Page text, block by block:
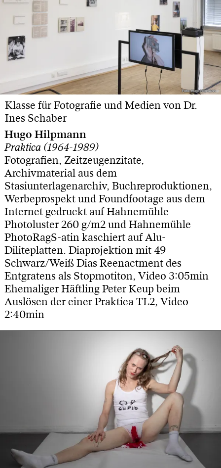
Foto: Hugo Hilpmann
Foto: Hugo Hilpmann
Klasse für Fotografie und Medien von Dr.
Ines Schaber
Hugo Hilpmann
Praktica (1964-1989)
Fotografien, Zeitzeugenzitate,
Archivmaterial aus dem
Stasiunterlagenarchiv, Buchreproduktionen,
Werbeprospekt und Foundfootage aus dem
Internet gedruckt auf Hahnemühle
Photoluster 260 g/m2 und Hahnemühle
PhotoRagS-atin kaschiert auf Alu-
Diliteplatten. Diaprojektion mit 49
Schwarz/Weiß Dias Reenactment des
Entgratens als Stopmotiton, Video 3:05min
Ehemaliger Häftling Peter Keup beim
Auslösen der einer Praktica TL2, Video
2:40min